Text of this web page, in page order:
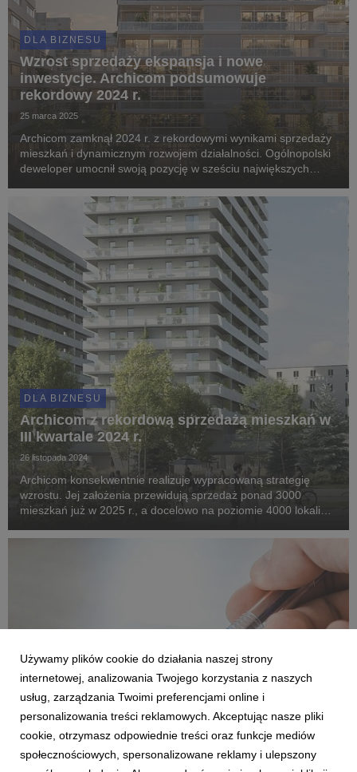
DLA BIZNESU
Wzrost sprzedaży ekspansja i nowe
inwestycje. Archicom podsumowuje
rekordowy 2024 r.
25 marca 2025
Archicom zamknął 2024 r. z rekordowymi wynikami sprzedaży
mieszkań i dynamicznym rozwojem działalności. Ogólnopolski
deweloper umocnił swoją pozycję w sześciu największych
DLA BIZNESU
Archicom z rekordową sprzedażą mieszkań w
III kwartale 2024 r.
26 listopada 2024
Archicom konsekwentnie realizuje wypracowaną strategię
wzrostu. Jej założenia przewidują sprzedaż ponad 3000
mieszkań już w 2025 r., a docelowo na poziomie 4000 lokali
efektywność w rozbudowie banku ziemi, dyn...
DLA BIZNESU
Intensywne zakupy gruntów i wzmocnienie
oferty nowymi projektami. Archicom
Używamy plików cookie do działania naszej strony
internetowej, analizowania Twojego korzystania z naszych
usług, zarządzania Twoimi preferencjami online i
personalizowania treści reklamowych. Akceptując nasze pliki
cookie, otrzymasz odpowiednie treści oraz funkcje mediów
społecznościowych, spersonalizowane reklamy i ulepszony